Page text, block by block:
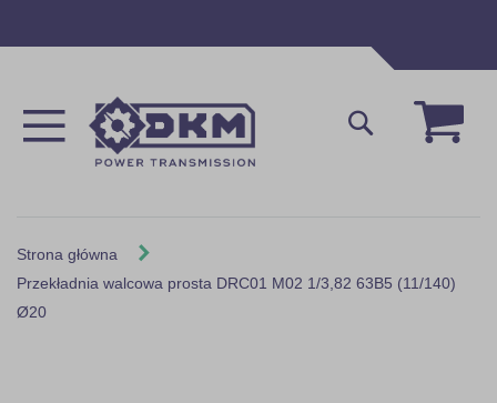
Mój
Szukaj
Strona główna
Przekładnia walcowa prosta DRC01 M02 1/3,82 63B5 (11/140)
Ø20